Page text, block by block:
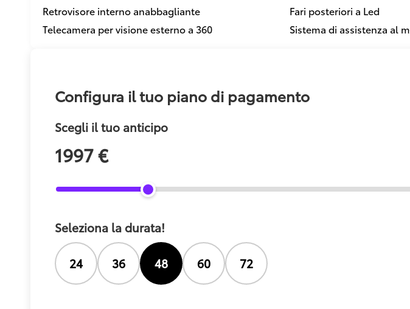
Retrovisore interno anabbagliante
Telecamera per visione esterno a 360
Fari posteriori a Led
Sistema di assistenza al
Configura il tuo piano di pagamento
Scegli il tuo anticipo
1997 €
Seleziona la durata!
24 36 48 60 72